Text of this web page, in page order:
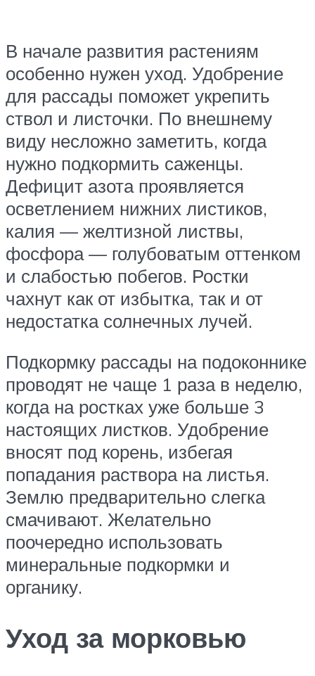
В начале развития растениям
особенно нужен уход. Удобрение
для рассады поможет укрепить
ствол и листочки. По внешнему
виду несложно заметить, когда
нужно подкормить саженцы.
Дефицит азота проявляется
осветлением нижних листиков,
калия — желтизной листвы,
фосфора — голубоватым оттенком
и слабостью побегов. Ростки
чахнут как от избытка, так и от
недостатка солнечных лучей.
Подкормку рассады на подоконнике
проводят не чаще 1 раза в неделю,
когда на ростках уже больше 3
настоящих листков. Удобрение
вносят под корень, избегая
попадания раствора на листья.
Землю предварительно слегка
смачивают. Желательно
поочередно использовать
минеральные подкормки и
органику.
Уход за морковью